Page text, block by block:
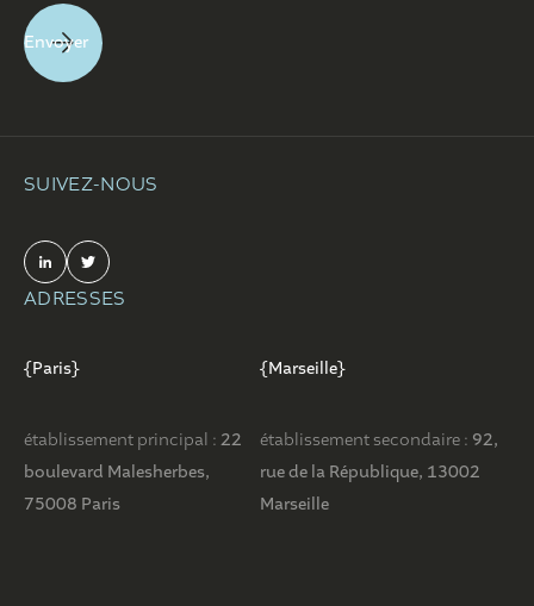
SUIVEZ-NOUS
ADRESSES
{Paris}
établissement principal : 22
boulevard Malesherbes,
75008 Paris
{Marseille}
établissement secondaire : 92,
rue de la République, 13002
Marseille